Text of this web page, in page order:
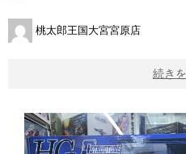
桃太郎王国大宮宮原店
続き